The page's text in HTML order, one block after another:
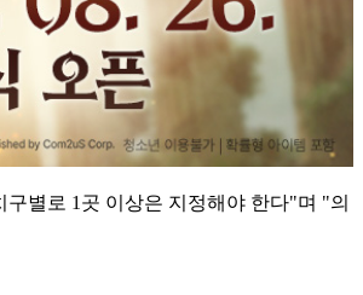
별로 1곳 이상은 지정해야 한다"며 "의